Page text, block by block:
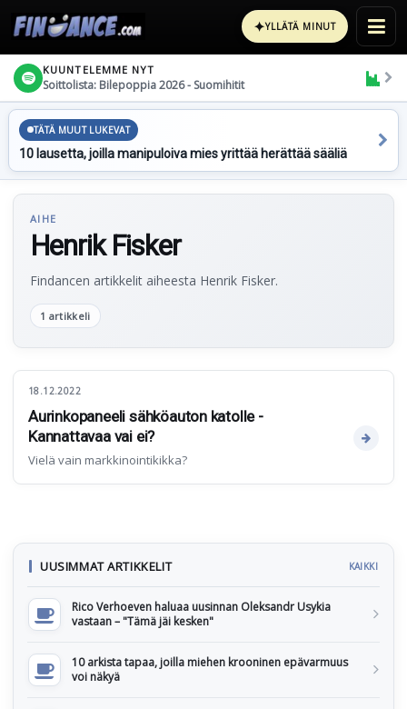
✦YLLÄTÄ MINUT
KUUNTELEMME NYT
Soittolista: Bilepoppia 2026 - Suomihitit
TÄTÄ MUUT LUKEVAT
10 lausetta, joilla manipuloiva mies yrittää herättää sääliä
AIHE
Henrik Fisker
Findancen artikkelit aiheesta Henrik Fisker.
1 artikkeli
18.12.2022
Aurinkopaneeli sähköauton katolle -
Kannattavaa vai ei?
Vielä vain markkinointikikka?
UUSIMMAT ARTIKKELIT KAIKKI
Rico Verhoeven haluaa uusinnan Oleksandr Usykia
vastaan – "Tämä jäi kesken"
10 arkista tapaa, joilla miehen krooninen epävarmuus
voi näkyä